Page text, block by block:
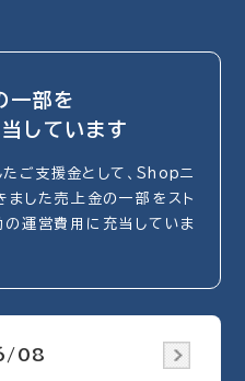
一部を
しています
ご支援金として、Shopニ
ました売上金の一部をスト
の運営費用に充当していま
08